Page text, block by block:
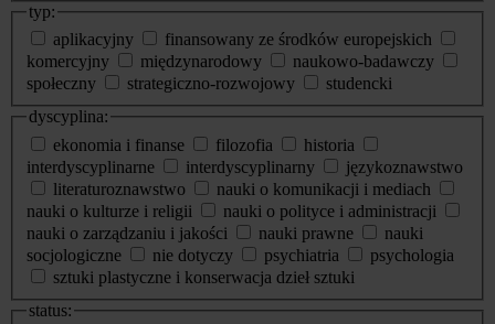
typ:
aplikacyjny
finansowany ze środków europejskich
komercyjny
międzynarodowy
naukowo-badawczy
społeczny
strategiczno-rozwojowy
studencki
dyscyplina:
ekonomia i finanse
filozofia
historia
interdyscyplinarne
interdyscyplinarny
językoznawstwo
literaturoznawstwo
nauki o komunikacji i mediach
nauki o kulturze i religii
nauki o polityce i administracji
nauki o zarządzaniu i jakości
nauki prawne
nauki
socjologiczne
nie dotyczy psychiatria
psychologia
sztuki plastyczne i konserwacja dzieł sztuki
status: